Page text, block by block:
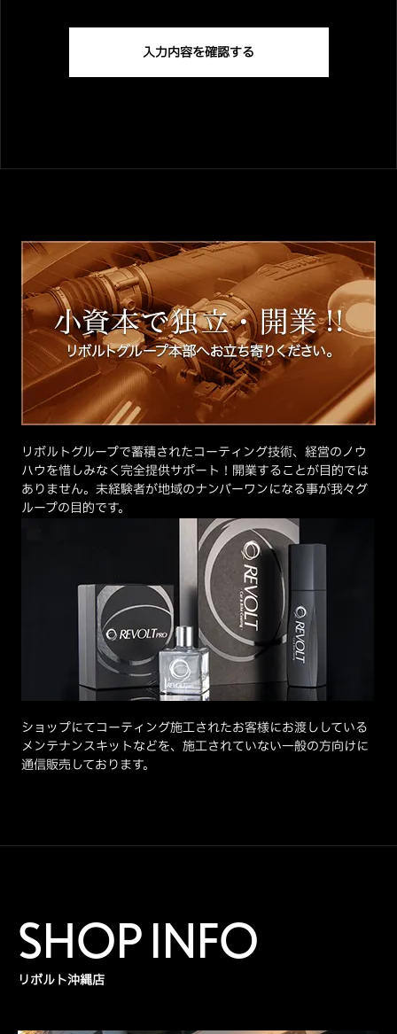
入力内容を確認する
リボルトグループで蓄積されたコーティング技術、経営のノウ
ハウを惜しみなく完全提供サポート！開業することが目的では
ありません。未経験者が地域のナンバーワンになる事が我々グ
ループの目的です。
ショップにてコーティング施工されたお客様にお渡ししている
メンテナンスキットなどを、施工されていない一般の方向けに
通信販売しております。
SHOP INFO
リボルト沖縄店